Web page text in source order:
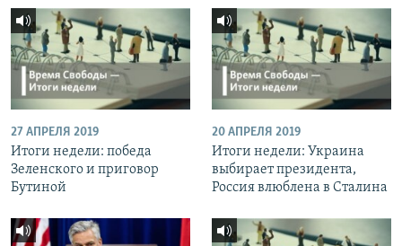
27 АПРЕЛЯ 2019
Итоги недели: победа
Зеленского и приговор
Бутиной
20 АПРЕЛЯ 2019
Итоги недели: Украина
выбирает президента,
Россия влюблена в Сталина